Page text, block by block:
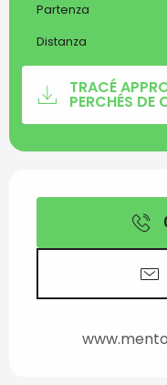
Partenza
Distanza
TRACÉ
PERCHÉS DE
Orari e